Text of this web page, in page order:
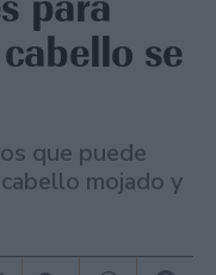
se
que puede
mojado y